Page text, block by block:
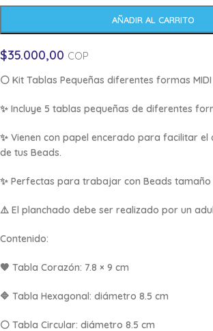
AÑADIR AL CARRITO
$35.000,00 COP
⚪ Kit Tablas Pequeñas diferentes formas MIDI
✨ Incluye 5 tablas pequeñas de diferentes
✨ Vienen con papel encerado para facilitar el
de tus Beads.
✨ Perfectas para trabajar con Beads tamaño
⚠️ El planchado debe ser realizado por un
Contenido:
🧡 Tabla Corazón: 7.8 × 9 cm
🔷 Tabla Hexagonal: diámetro 8.5 cm
⚪ Tabla Circular: diámetro 8.5 cm